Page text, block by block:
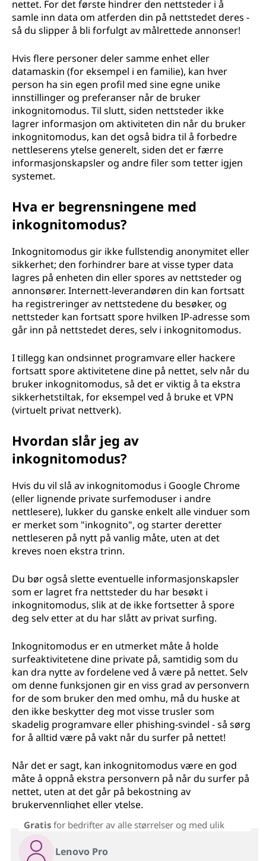
nettet. For det første hindrer den nettsteder i å
samle inn data om atferden din på nettstedet deres -
så du slipper å bli forfulgt av målrettede annonser!
Hvis flere personer deler samme enhet eller
datamaskin (for eksempel i en familie), kan hver
person ha sin egen profil med sine egne unike
innstillinger og preferanser når de bruker
inkognitomodus. Til slutt, siden nettsteder ikke
lagrer informasjon om aktiviteten din når du bruker
inkognitomodus, kan det også bidra til å forbedre
nettleserens ytelse generelt, siden det er færre
informasjonskapsler og andre filer som tetter igjen
systemet.
Hva er begrensningene med
inkognitomodus?
Inkognitomodus gir ikke fullstendig anonymitet eller
sikkerhet; den forhindrer bare at visse typer data
lagres på enheten din eller spores av nettsteder og
annonsører. Internett-leverandøren din kan fortsatt
ha registreringer av nettstedene du besøker, og
nettsteder kan fortsatt spore hvilken IP-adresse som
går inn på nettstedet deres, selv i inkognitomodus.
I tillegg kan ondsinnet programvare eller hackere
fortsatt spore aktivitetene dine på nettet, selv når du
bruker inkognitomodus, så det er viktig å ta ekstra
sikkerhetstiltak, for eksempel ved å bruke et VPN
(virtuelt privat nettverk).
Hvordan slår jeg av
inkognitomodus?
Hvis du vil slå av inkognitomodus i Google Chrome
(eller lignende private surfemoduser i andre
nettlesere), lukker du ganske enkelt alle vinduer som
er merket som "inkognito", og starter deretter
nettleseren på nytt på vanlig måte, uten at det
kreves noen ekstra trinn.
Du bør også slette eventuelle informasjonskapsler
som er lagret fra nettsteder du har besøkt i
inkognitomodus, slik at de ikke fortsetter å spore
deg selv etter at du har slått av privat surfing.
Inkognitomodus er en utmerket måte å holde
surfeaktivitetene dine private på, samtidig som du
kan dra nytte av fordelene ved å være på nettet. Selv
om denne funksjonen gir en viss grad av personvern
for de som bruker den med omhu, må du huske at
den ikke beskytter deg mot visse trusler som
skadelig programvare eller phishing-svindel - så sørg
for å alltid være på vakt når du surfer på nettet!
Når det er sagt, kan inkognitomodus være en god
måte å oppnå ekstra personvern på når du surfer på
nettet, uten at det går på bekostning av
brukervennlighet eller ytelse.
Lenovo Pro
Gratisfor bedrifter av alle størrelser og med ulik